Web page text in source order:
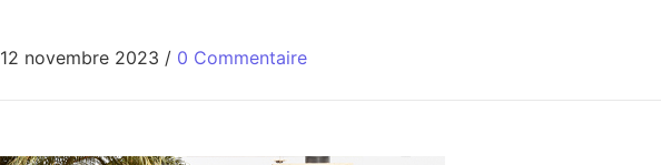
12 novembre 2023 / 0 Commentaire